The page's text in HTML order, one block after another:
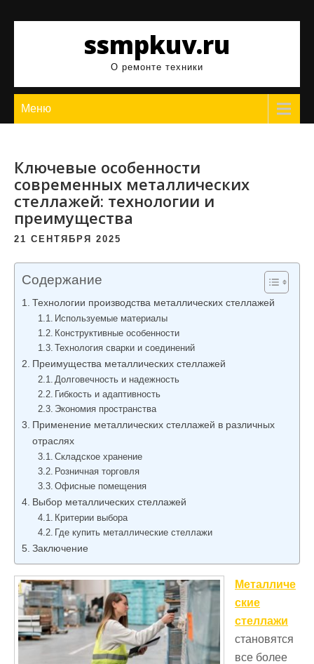
ssmpkuv.ru
О ремонте техники
Меню
Ключевые особенности
современных металлических
стеллажей: технологии и
преимущества
21 СЕНТЯБРЯ 2025
Содержание
Технологии производства металлических стеллажей
Используемые материалы
Конструктивные особенности
Технология сварки и соединений
Преимущества металлических стеллажей
Долговечность и надежность
Гибкость и адаптивность
Экономия пространства
Применение металлических стеллажей в различных
отраслях
Складское хранение
Розничная торговля
Офисные помещения
Выбор металлических стеллажей
Критерии выбора
Где купить металлические стеллажи
Заключение
Металличе
ские
стеллажи
становятся
все более